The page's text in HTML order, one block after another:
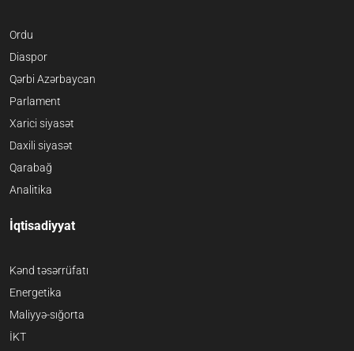
Ordu
Diaspor
Qərbi Azərbaycan
Parlament
Xarici siyasət
Daxili siyasət
Qarabağ
Analitika
İqtisadiyyat
Kənd təsərrüfatı
Energetika
Maliyyə-sığorta
İKT